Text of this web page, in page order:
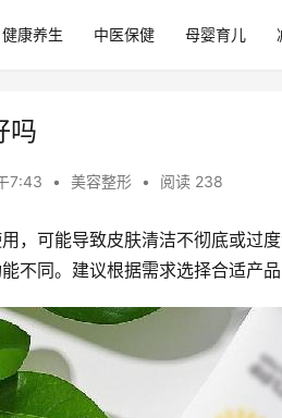
健康养生 中医保健 母婴育儿
吗
7:43 • 美容整形 • 阅读 238
，可能导致皮肤清洁不彻底或过
不同。建议根据需求选择合适产品